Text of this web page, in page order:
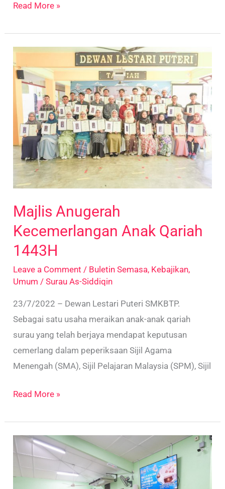
Read More »
Majlis Anugerah
Kecemerlangan Anak Qariah
1443H
Leave a Comment / Buletin Semasa, Kebajikan,
Umum /Surau As-Siddiqin
23/7/2022 – Dewan Lestari Puteri SMKBTP.
Sebagai satu usaha meraikan anak-anak qariah
surau yang telah berjaya mendapat keputusan
cemerlang dalam peperiksaan Sijil Agama
Menengah (SMA), Sijil Pelajaran Malaysia (SPM), Sijil
Majlis
Anugerah
Kecemerlangan
Qariah
1443H
Read More »
Majlis
Khatam